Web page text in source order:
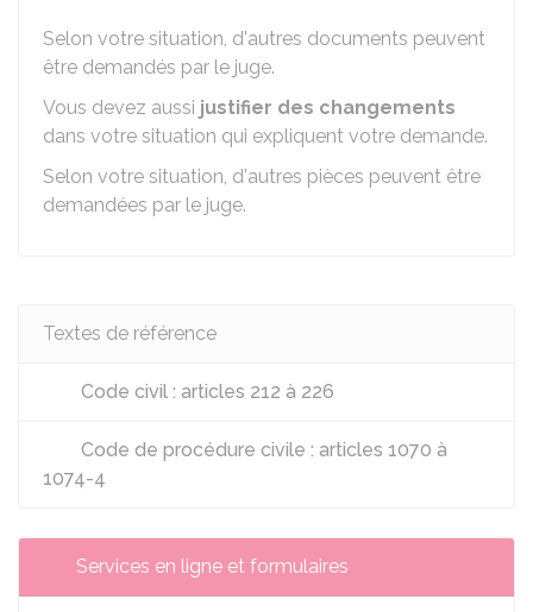
Selon votre situation, d'autres documents peuvent
être demandés par le juge.
Vous devez aussi justifier des changements
dans votre situation qui expliquent votre demande.
Selon votre situation, d'autres pièces peuvent être
demandées par le juge.
Textes de référence
Code civil : articles 212 à 226
Code de procédure civile : articles 1070 à
1074-4
Services en ligne et formulaires